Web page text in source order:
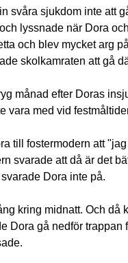
svåra sjukdom inte att
lyssnade när Dora
och blev mycket arg
skolkamraten att gå
månad efter Doras
vara med vid
till fostermodern att
svarade att då är det
Dora inte på.
kring midnatt. Och
Dora gå nedför